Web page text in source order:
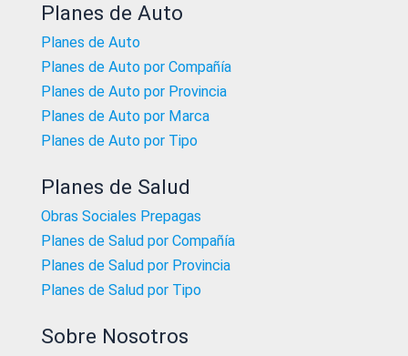
Planes de Auto
Planes de Auto
Planes de Auto por Compañía
Planes de Auto por Provincia
Planes de Auto por Marca
Planes de Auto por Tipo
Planes de Salud
Obras Sociales Prepagas
Planes de Salud por Compañía
Planes de Salud por Provincia
Planes de Salud por Tipo
Sobre Nosotros